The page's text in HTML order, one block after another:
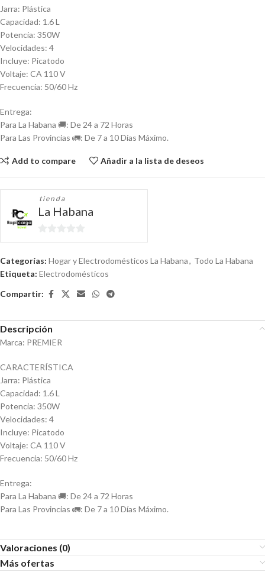
Jarra: Plástica
Capacidad: 1.6 L
Potencia: 350W
Velocidades: 4
Incluye: Picatodo
Voltaje: CA 110 V
Frecuencia: 50/60 Hz
Entrega:
Para La Habana 🚚: De 24 a 72 Horas
Para Las Provincias 🚛: De 7 a 10 Días Máximo.
Add to compare Añadir a la lista de deseos
tienda
La Habana
0
Categorías: Hogar y Electrodomésticos La Habana, Todo La Habana
Etiqueta: Electrodomésticos
Compartir:
Descripción
Marca: PREMIER
CARACTERÍSTICA
Jarra: Plástica
Capacidad: 1.6 L
Potencia: 350W
Velocidades: 4
Incluye: Picatodo
Voltaje: CA 110 V
Frecuencia: 50/60 Hz
Entrega:
Para La Habana 🚚: De 24 a 72 Horas
Para Las Provincias 🚛: De 7 a 10 Días Máximo.
Valoraciones (0)
Más ofertas